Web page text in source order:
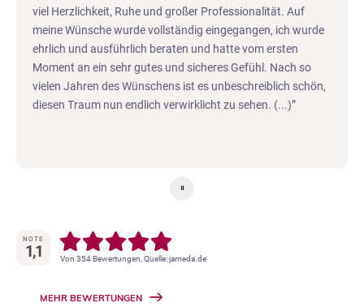
viel Herzlichkeit, Ruhe und großer Professionalität. Auf
meine Wünsche wurde vollständig eingegangen, ich wurde
ehrlich und ausführlich beraten und hatte vom ersten
Moment an ein sehr gutes und sicheres Gefühl. Nach so
vielen Jahren des Wünschens ist es unbeschreiblich schön,
diesen Traum nun endlich verwirklicht zu sehen. (...)
⏸
NOTE
1,1 Von 354 Bewertungen, Quelle: jameda.de
MEHR BEWERTUNGEN